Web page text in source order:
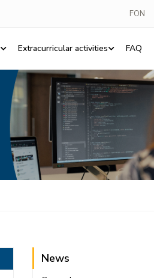
FON
Extracurricular activities FAQ
News